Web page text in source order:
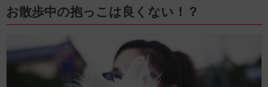
お散歩中の抱っこは良くない！？